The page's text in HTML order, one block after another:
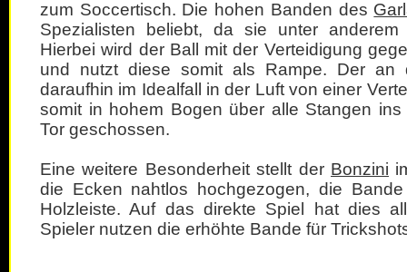
zum Soccertisch. Die hohen Banden des
Spezialisten beliebt, da sie unter
Hierbei wird der Ball mit der Verteidigung
und nutzt diese somit als Rampe. Der an
daraufhin im Idealfall in der Luft von einer
somit in hohem Bogen über alle Stangen
Tor geschossen.
Eine weitere Besonderheit stellt der Bonzini
die Ecken nahtlos hochgezogen, die
Holzleiste. Auf das direkte Spiel hat dies
Spieler nutzen die erhöhte Bande für